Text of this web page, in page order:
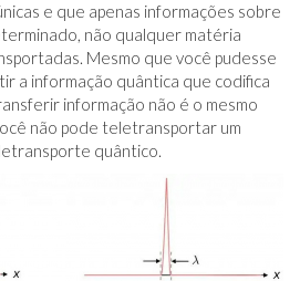
e que apenas informações sobre
não qualquer matéria
Mesmo que você pudesse
a informação quântica que codifica
informação não é o mesmo
não pode teletransportar um
quântico.